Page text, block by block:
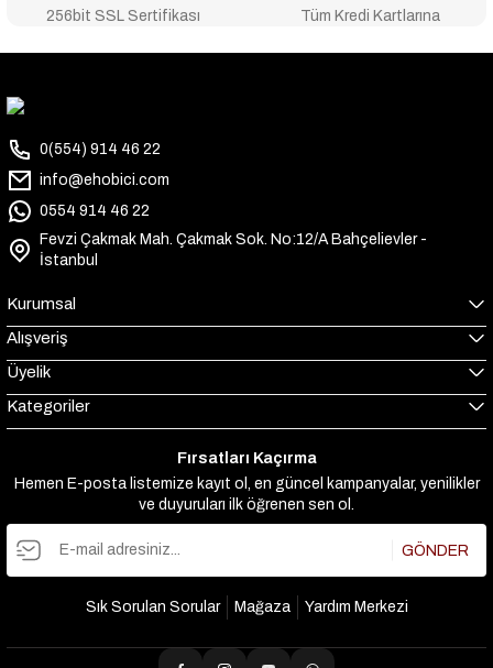
256bit SSL Sertifikası Tüm Kredi Kartlarına
0(554) 914 46 22
info@ehobici.com
0554 914 46 22
Fevzi Çakmak Mah. Çakmak Sok. No:12/A Bahçelievler -
İstanbul
Kurumsal
Alışveriş
Üyelik
Kategoriler
Fırsatları Kaçırma
Hemen E-posta listemize kayıt ol, en güncel kampanyalar, yenilikler
ve duyuruları ilk öğrenen sen ol.
GÖNDER
Sık Sorulan Sorular Mağaza Yardım Merkezi